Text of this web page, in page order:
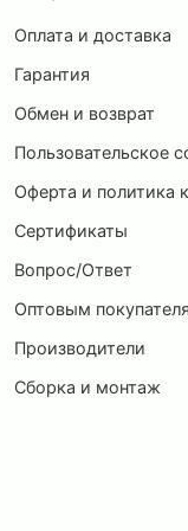
Оплата и доставка
Гарантия
Обмен и возврат
Пользовательское
Оферта и политика
Сертификаты
Вопрос/Ответ
Оптовым
Производители
Сборка и монтаж